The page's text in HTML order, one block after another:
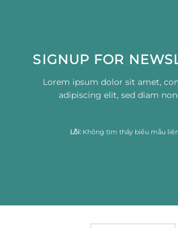
SIGNUP FOR
Lorem ipsum dolor sit amet,
adipiscing elit, sed diam
Lỗi: Không tìm thấy biểu mẫu